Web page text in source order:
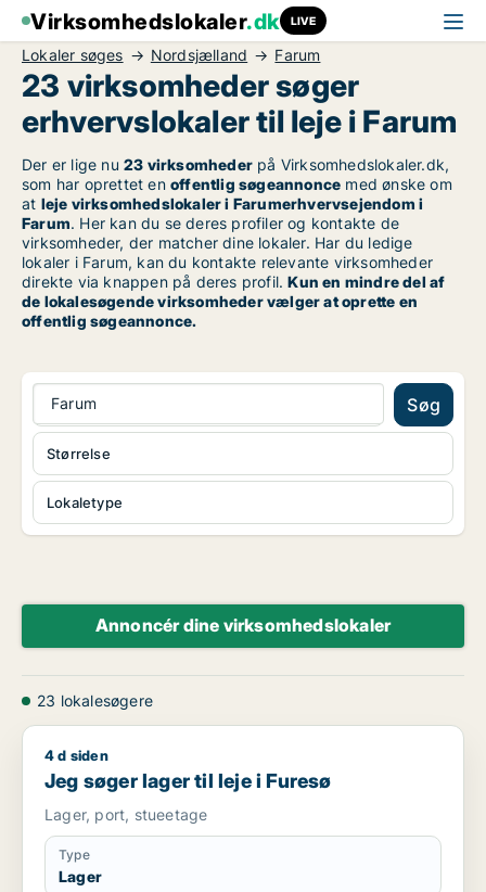
Virksomhedslokaler.dk LIVE
Lokaler søges Nordsjælland Farum
23 virksomheder søger
erhvervslokaler til leje i Farum
Der er lige nu 23 virksomheder på Virksomhedslokaler.dk,
som har oprettet en offentlig søgeannonce med ønske om
at leje virksomhedslokaler i Farumerhvervsejendom i
Farum. Her kan du se deres profiler og kontakte de
virksomheder, der matcher dine lokaler. Har du ledige
lokaler i Farum, kan du kontakte relevante virksomheder
direkte via knappen på deres profil.Kun en mindre del af
de lokalesøgende virksomheder vælger at oprette en
offentlig søgeannonce.
Farum Søg
Lokaletype
Størrelse
Annoncér dine virksomhedslokaler
23 lokalesøgere
Jeg søger lager til leje i Furesø
4 d siden
Jeg søger lager til leje i Furesø
Lager, port, stueetage
Type
Lager